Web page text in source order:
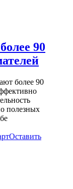
90
более 90
полезных
Оставить